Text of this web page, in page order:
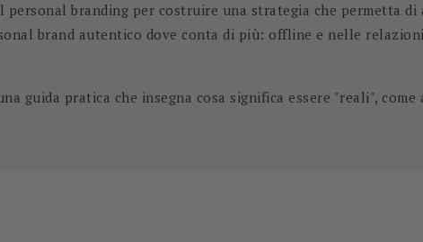
personal branding per costruire una strategia che permetta
brand autentico dove conta di più: offline e nelle
guida pratica che insegna cosa significa essere "reali",